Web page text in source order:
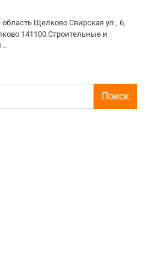
Щелково Свирская ул., 6,
141100 Строительные и
Поиск